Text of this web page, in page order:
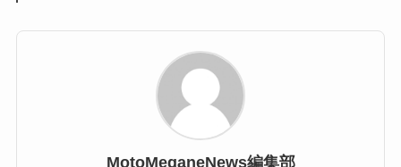
MotoMeganeNews編集部